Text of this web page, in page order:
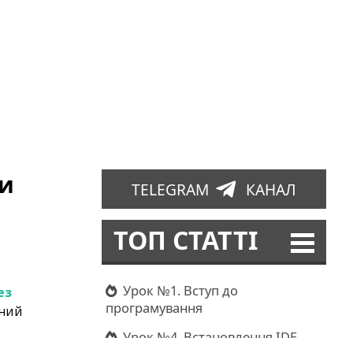
TELEGRAM КАНАЛ
ТОП СТАТТІ
Урок №1. Вступ до
програмування